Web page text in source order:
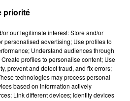
priorité
our legitimate interest: Store and/or
personalised advertising; Use profiles to
Understand audiences through
profiles to personalise content; Use
prevent and detect fraud, and fix errors;
technologies may process personal
based on information actively
Link different devices; Identify devices